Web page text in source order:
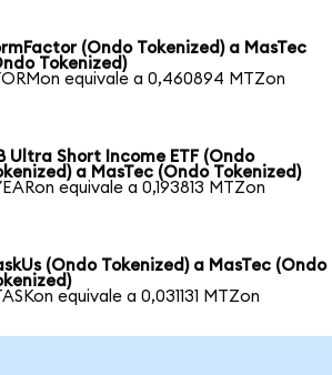
(Ondo Tokenized) a MasTec
Tokenized)
equivale a 0,460894 MTZon
Ultra Short Income ETF (Ondo
a MasTec (Ondo Tokenized)
equivale a 0,193813 MTZon
(Ondo Tokenized) a MasTec (Ondo
equivale a 0,031131 MTZon